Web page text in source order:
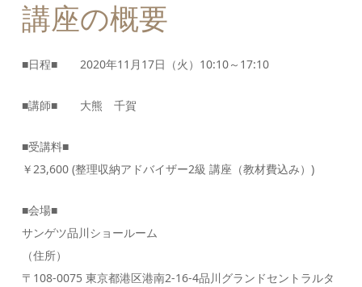
講座の概要
■日程■ 2020年11月17日（火）10:10～17:10
■講師■ 大熊 千賀
■受講料■
￥23,600 (整理収納アドバイザー2級 講座（教材費込み）)
■会場■
サンゲツ品川ショールーム
（住所）
〒108-0075 東京都港区港南2-16-4品川グランドセントラルタ